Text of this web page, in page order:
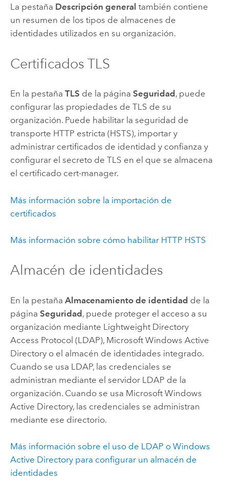
La pestaña Descripción general también contiene
un resumen de los tipos de almacenes de
identidades utilizados en su organización.
Certificados TLS
En la pestaña TLS de la página Seguridad , puede
configurar las propiedades de TLS de su
organización. Puede habilitar la seguridad de
transporte HTTP estricta (HSTS), importar y
administrar certificados de identidad y confianza y
configurar el secreto de TLS en el que se almacena
el certificado cert-manager.
Más información sobre la importación de
certificados
Más información sobre cómo habilitar HTTP HSTS
Almacén de identidades
En la pestaña Almacenamiento de identidad de la
página Seguridad, puede proteger el acceso a su
organización mediante Lightweight Directory
Access Protocol (LDAP), Microsoft Windows Active
Directory o el almacén de identidades integrado.
Cuando se usa LDAP, las credenciales se
administran mediante el servidor LDAP de la
organización. Cuando se usa Microsoft Windows
Active Directory, las credenciales se administran
mediante ese directorio.
Más información sobre el uso de LDAP o Windows
Active Directory para configurar un almacén de
identidades